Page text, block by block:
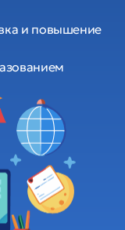
и повышение